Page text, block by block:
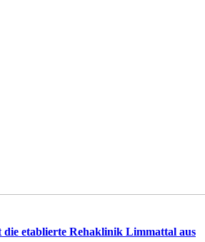
etablierte Rehaklinik Limmattal aus